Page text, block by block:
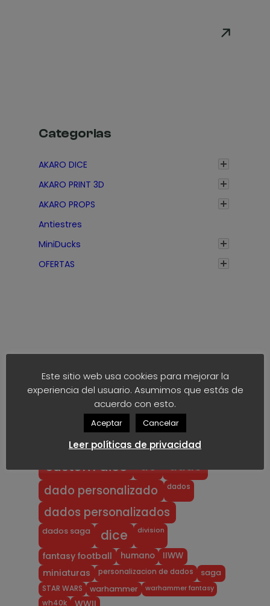
7
Categorias
AKARO DICE
AKARO PRINT 3D
AKARO PROPS
Antiestres
MiniDucks
OFERTAS
40k akaro dice anime block
blood bowl bloodbowl
chibi bowl custom d6
custom dice d6 dado
dado personalizado dados
dados personalizados
dados saga dice division
fantasy football humano IIWW
miniaturas personalizacion de dados saga
STAR WARS warhammer warhammer fantasy
wh40k
Este sitio web usa cookies para mejorar la
experiencia del usuario. Asumimos que estás de
acuerdo con esto.
Aceptar Cancelar
Leer políticas de privacidad